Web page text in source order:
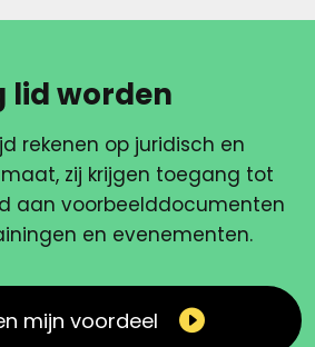
lid worden
rekenen op juridisch en
zij krijgen toegang tot
aan voorbeelddocumenten
en evenementen.
mijn voordeel